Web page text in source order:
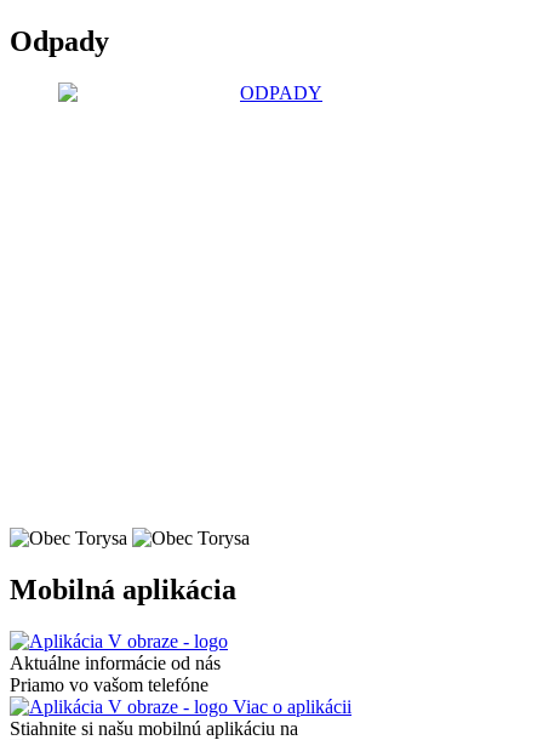
Odpady
Mobilná aplikácia
Aktuálne informácie od nás
Priamo vo vašom telefóne
Viac o aplikácii
Stiahnite si našu mobilnú aplikáciu na